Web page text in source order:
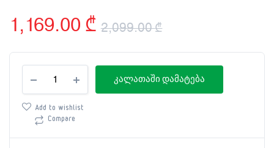
2,099.00₾
Original
price
2,099.00 ₾.
1,169.00 ₾
Current
price
1,169.00 ₾.
140სმ
TCL
55V6D
SMART
რაოდენობა
კალათაში დამატება
Add to wishlist
Compare